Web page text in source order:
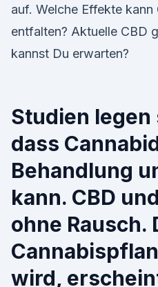
auf. Welche Effekte
entfalten? Aktuelle CBD
kannst Du erwarten?
Studien legen
dass
Behandlung
kann. CBD
ohne Rausch.
wird,